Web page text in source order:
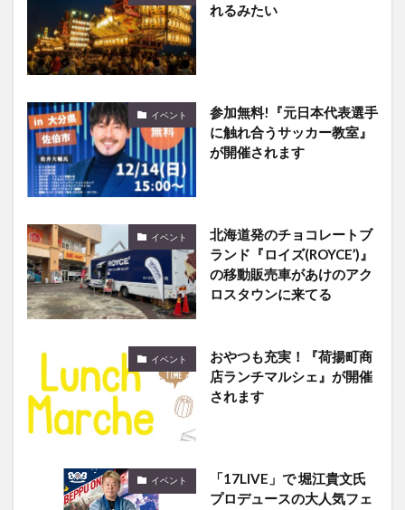
れるみたい
イベント
参加無料!『元日本代表選手
に触れ合うサッカー教室』
が開催されます
イベント
北海道発のチョコレートブ
ランド『ロイズ(ROYCE’)』
の移動販売車があけのアク
ロスタウンに来てる
イベント
おやつも充実！『荷揚町商
店ランチマルシェ』が開催
されます
イベント
「17LIVE」で 堀江貴文氏
プロデュースの大人気フェ